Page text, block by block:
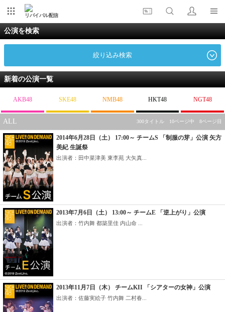
リバイバル配信
公演を検索
絞り込み検索
新着の公演一覧
AKB48 SKE48 NMB48 HKT48 NGT48
ALL 300タイトル 10ページ中 8ページ目
2014年6月28日（土） 17:00～ チームS 「制服の芽」公演 矢方
美紀 生誕祭
出演者：田中菜津美 東李苑 大矢真...
2013年7月6日（土） 13:00～ チームE 「逆上がり」公演
出演者：竹内舞 都築里佳 内山命 ...
2013年11月7日（木） チームKII 「シアターの女神」公演
出演者：佐藤実絵子 竹内舞 二村春...